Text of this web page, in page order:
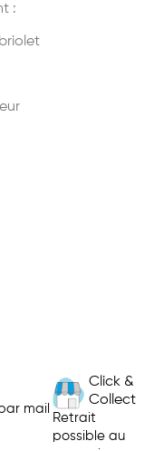
:
mail
Click &
Collect
Retrait
possible au